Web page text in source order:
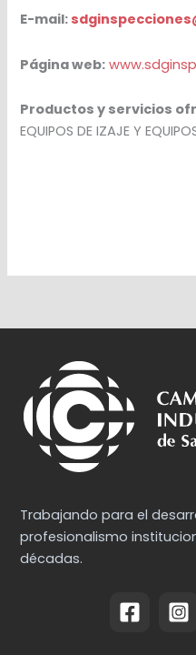
E-mail:
Página web:
Productos y servicios
EQUIPOS DE IZAJE Y
Trabajando para el
profesionalismo
décadas.